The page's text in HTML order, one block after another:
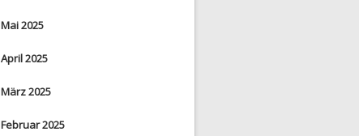
Mai 2025
April 2025
März 2025
Februar 2025